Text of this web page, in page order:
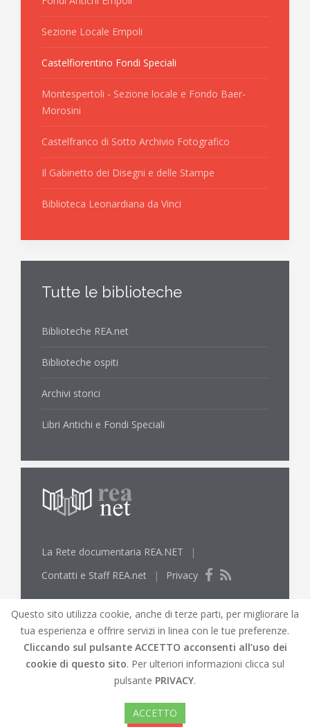
Sezione Locale Empoli
Castelfiorentino Fondi Speciali
Montespertoli - Sezione locale e Fondo Baer-
Morosini
Castelfranco di Sotto Archivio Fotografico
Il Gabinetto dei Disegni e delle Stampe
Biblioteca Leonardiana da Vinci
Tutte le biblioteche
Biblioteche REA.net
Biblioteche ospiti
Archivi storici
Libri Antichi e Fondi Speciali
La Rete documentaria REA.NET
|
Contatti e Staff REA.net
| Privacy
© REA.net 2019 |REA.netBiblioteche lungo l'Elsa
Mappa del Sito|Credits
accessibile del sito
Questo sito utilizza cookie, anche di terze parti, per migliorare la
tua esperienza e offrire servizi in linea con le tue preferenze.
Cliccando sul pulsante ACCETTO acconsenti all’uso dei
cookie di questo sito. Per ulteriori informazioni clicca sul
pulsante PRIVACY.
ACCETTO